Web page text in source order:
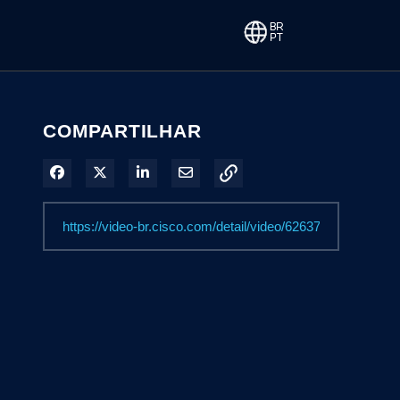
COMPARTILHAR
Compartilhar no Facebook
Compartilhar no X
Compartilhar no LinkedIn
Compartilhar por e-mail